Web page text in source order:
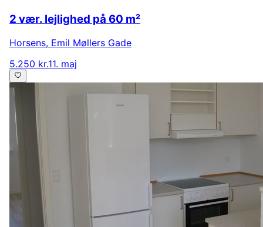
2 vær. lejlighed på 60 m²
Horsens, Emil Møllers Gade
5.250 kr.11. maj